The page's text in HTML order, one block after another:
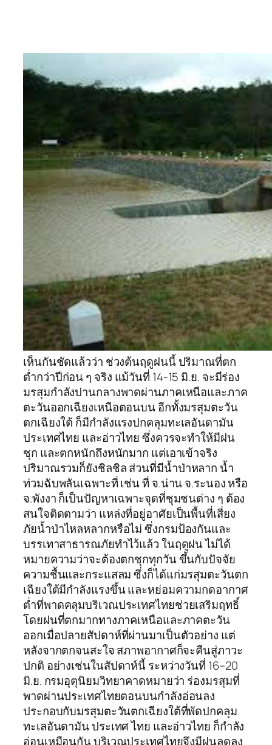
เห็นกันชัดแล้วว่า ช่วงต้นฤดูฝนนี้ ปริมาณที่ตก
ต่ำกว่าปีก่อน ๆ จริง แม้วันที่ 14-15 มิ.ย. จะมีร่อง
มรสุมกำลังปานกลางพาดผ่านภาคเหนือและภาค
ตะวันออกเฉียงเหนือตอนบน อีกทั้งมรสุมตะวัน
ตกเฉียงใต้ ก็มีกำลังแรงปกคลุมทะเลอันดามัน
ประเทศไทย และอ่าวไทย ซึ่งควรจะทำให้มีฝน
ชุก และตกหนักถึงหนักมาก แต่เอาเข้าจริง
ปริมาณรวมก็ยังชิลชิล ส่วนที่มีน้ำป่าหลาก น้ำ
ท่วมฉับพลันเฉพาะที่ เช่น ที่ จ.น่าน จ.ระนอง หรือ
จ.พังงา ก็เป็นปัญหาเฉพาะจุดที่ชุมชนต่าง ๆ ต้อง
สนใจติดตามว่า แหล่งที่อยู่อาศัยเป็นพื้นที่เสี่ยง
ภัยน้ำป่าไหลหลากหรือไม่ ซึ่งกรมป้องกันและ
บรรเทาสาธารณภัยทำไว้แล้ว ในฤดูฝน ไม่ได้
หมายความว่าจะต้องตกชุกทุกวัน ขึ้นกับปัจจัย
ความชื้นและกระแสลม ซึ่งก็ได้แก่มรสุมตะวันตก
เฉียงใต้มีกำลังแรงขึ้น และหย่อมความกดอากาศ
ต่ำที่พาดคลุมบริเวณประเทศไทยช่วยเสริมฤทธิ์
โดยฝนที่ตกมากทางภาคเหนือและภาคตะวัน
ออกเมื่อปลายสัปดาห์ที่ผ่านมาเป็นตัวอย่าง แต่
หลังจากตกจนสะใจ สภาพอากาศก็จะคืนสู่ภาวะ
ปกติ อย่างเช่นในสัปดาห์นี้ ระหว่างวันที่ 16–20
มิ.ย. กรมอุตุนิยมวิทยาคาดหมายว่า ร่องมรสุมที่
พาดผ่านประเทศไทยตอนบนกำลังอ่อนลง
ประกอบกับมรสุมตะวันตกเฉียงใต้ที่พัดปกคลุม
ทะเลอันดามัน ประเทศ ไทย และอ่าวไทย ก็กำลัง
อ่อนเหมือนกัน บริเวณประเทศไทยจึงมีฝนลดลง